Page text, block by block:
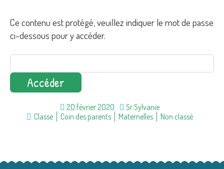
Ce contenu est protégé, veuillez indiquer le mot de passe
ci-dessous pour y accéder.
20 février 2020
Sr Sylvanie
Classe
Coin des parents Maternelles Non classé